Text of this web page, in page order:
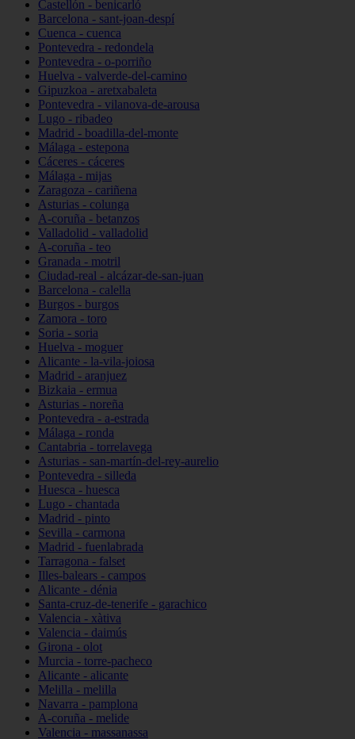
Castellón - benicarló
Barcelona - sant-joan-despí
Cuenca - cuenca
Pontevedra - redondela
Pontevedra - o-porriño
Huelva - valverde-del-camino
Gipuzkoa - aretxabaleta
Pontevedra - vilanova-de-arousa
Lugo - ribadeo
Madrid - boadilla-del-monte
Málaga - estepona
Cáceres - cáceres
Málaga - mijas
Zaragoza - cariñena
Asturias - colunga
A-coruña - betanzos
Valladolid - valladolid
A-coruña - teo
Granada - motril
Ciudad-real - alcázar-de-san-juan
Barcelona - calella
Burgos - burgos
Zamora - toro
Soria - soria
Huelva - moguer
Alicante - la-vila-joiosa
Madrid - aranjuez
Bizkaia - ermua
Asturias - noreña
Pontevedra - a-estrada
Málaga - ronda
Cantabria - torrelavega
Asturias - san-martín-del-rey-aurelio
Pontevedra - silleda
Huesca - huesca
Lugo - chantada
Madrid - pinto
Sevilla - carmona
Madrid - fuenlabrada
Tarragona - falset
Illes-balears - campos
Alicante - dénia
Santa-cruz-de-tenerife - garachico
Valencia - xàtiva
Valencia - daimús
Girona - olot
Murcia - torre-pacheco
Alicante - alicante
Melilla - melilla
Navarra - pamplona
A-coruña - melide
Valencia - massanassa